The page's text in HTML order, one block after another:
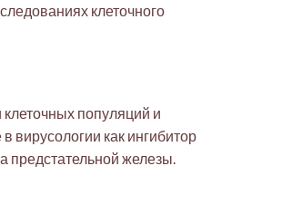
клеточного
популяций и
вирусологии как ингибитор
предстательной железы.